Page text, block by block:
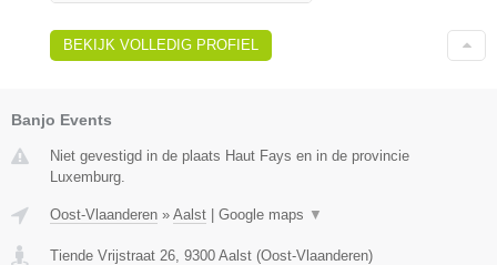
BEKIJK VOLLEDIG PROFIEL
Banjo Events
Niet gevestigd in de plaats Haut Fays en in de provincie
Luxemburg.
Oost-Vlaanderen » Aalst | Google maps ▼
Tiende Vrijstraat 26 9300 Aalst (Oost-Vlaanderen)